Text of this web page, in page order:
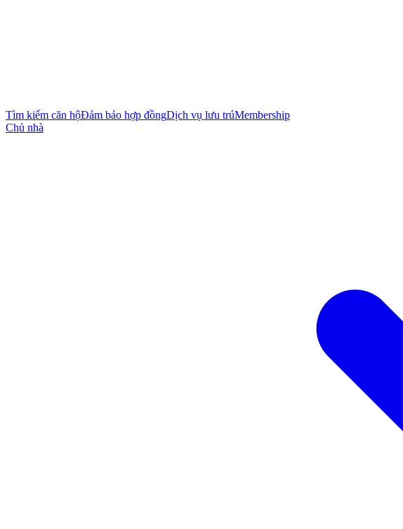
Tìm kiếm căn hộĐảm bảo hợp đồngDịch vụ lưu trúMembership
Chủ nhà